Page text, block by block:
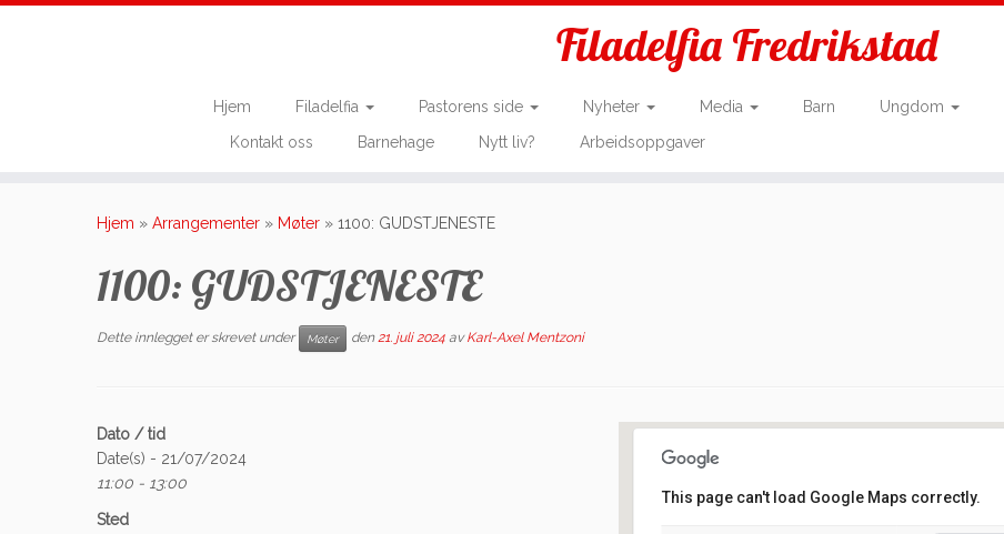
Filadelfia Fredrikstad
Hjem Filadelfia Pastorens side Nyheter Media Barn Ungdom
Kontakt oss
Barnehage Nytt liv? Arbeidsoppgaver
Hjem » Arrangementer » Møter » 1100: GUDSTJENESTE
1100: GUDSTJENESTE
Dette innlegget er skrevet under Møter den21. juli 2024 avKarl-Axel Mentzoni
This page can't load Google Maps correctly.
Dato / tid
Date(s) - 21/07/2024
11:00 - 13:00
Sted